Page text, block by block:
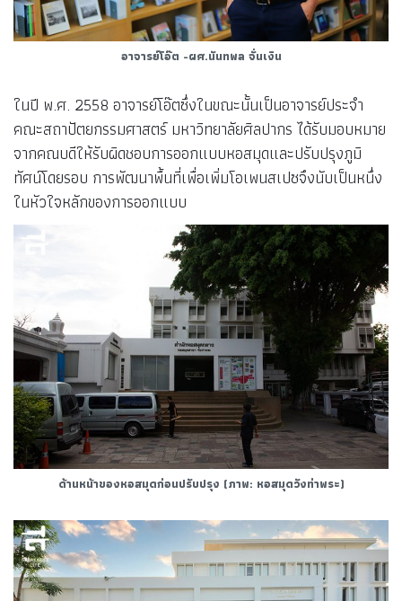
อาจารย์โอ๊ต -ผศ.นันทพล จั่นเงิน
ในปี พ.ศ. 2558 อาจารย์โอ๊ตซึ่งในขณะนั้นเป็นอาจารย์ประจำ
คณะสถาปัตยกรรมศาสตร์ มหาวิทยาลัยศิลปากร ได้รับมอบหมาย
จากคณบดีให้รับผิดชอบการออกแบบหอสมุดและปรับปรุงภูมิ
ทัศน์โดยรอบ การพัฒนาพื้นที่เพื่อเพิ่มโอเพนสเปซจึงนับเป็นหนึ่ง
ในหัวใจหลักของการออกแบบ
ด้านหน้าของหอสมุดก่อนปรับปรุง (ภาพ: หอสมุดวังท่าพระ)